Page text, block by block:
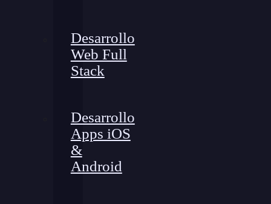
Desarrollo
Web Full
Stack
Desarrollo
Apps iOS
&
Android